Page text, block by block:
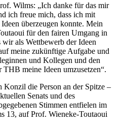
Wilms: „Ich danke für das mir
ich freue mich, dass ich mit
überzeugen konnte. Mein
für den fairen Umgang in
als Wettbewerb der Ideen
meine zukünftige Aufgabe und
und Kollegen und den
THB meine Ideen umzusetzen“.
die Person an der Spitze –
Senats und des
Stimmen entfielen im
13, auf Prof. Wieneke-Toutaoui